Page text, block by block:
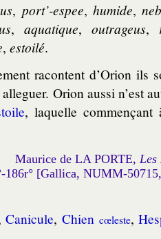
, port’-espee, hu­mide,
,aqua­tique,outra­geus,
, estoi­lé.
racontent d’Orion ils
Orion aus­si n’est
, la­quelle
Maurice de LA PORTE, Les
186r° [Gallica, NUMM-
Ca­ni­cule, Chien cœ­leste,